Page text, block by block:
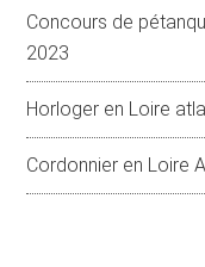
Concours de
2023
Horloger en Loire
Cordonnier en Loire